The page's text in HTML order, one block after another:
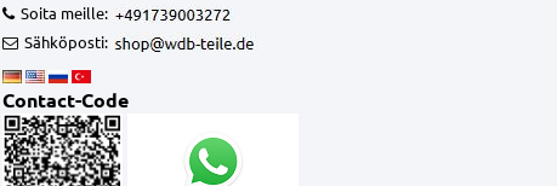
Soita meille:
Sähköposti:
Contact-Code